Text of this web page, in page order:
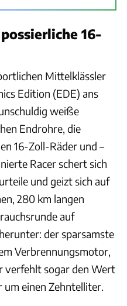
16-
Mittelklässler
Edition (EDE) ans
weiße
Endrohre, die
16-Zoll-Räder und –
Racer schert sich
und geizt sich auf
280 km langen
auf
der sparsamste
Verbrennungsmotor,
verfehlt sogar den Wert
um einen Zehntelliter.